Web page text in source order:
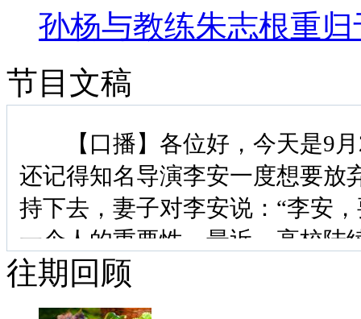
孙杨与教练朱志根重
节目文稿
【口播】各位好，今天是9月
还记得知名导演李安一度想要放
持下去，妻子对李安说：“李安
一个人的重要性。最近，高校陆
生集体迈入“象牙塔”，开始他们
梦征程，而对于在深圳生活、
往期回顾